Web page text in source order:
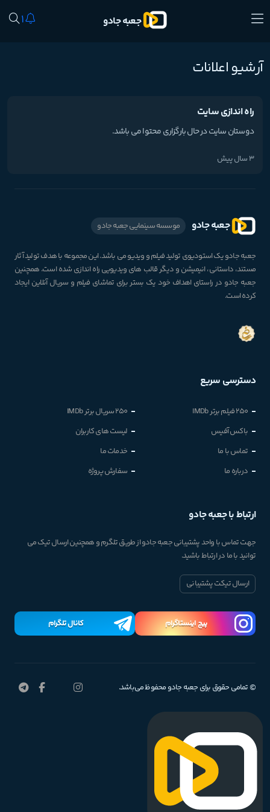
1 جعبه جادو
آرشیو اعلانات
راه اندازی سایت
دوستان سایت در حال بارگزاری محتوا می باشد.
3 سال پیش
جعبه جادو موسسه سینمایی جعبه جادو
جعبه جادو یک استودیوی تولید فیلم و ویدیو می باشد. این مجموعه با هدف تولید آثار
مستند، داستانی، انیمیشن و دیگر قالب های ویدیویی راه اندازی شده است. همچنین
جعبه جادو در راستای اهداف خود یک بستر برای تماشای فیلم و سریال آنلاین ایجاد
کرده است.
دسترسی سریع
250 فیلم برتر IMDb
250 سریال برتر IMDb
باکس آفیس
لیست های کاربران
تماس با ما
خدمات ما
درباره ما
سفارش پروژه
ارتباط با جعبه جادو
جهت تماس با واحد پشتیبانی جعبه جادو از طریق تلگرم و همچنین ارسال تیک می
توانید با ما در ارتباط باشید.
ارسال تیکت پشتیبانی
پیچ اینستاگرام کانال تلگرام
© تمامی حقوق برای جعبه جادو محفوظ می‌باشد.